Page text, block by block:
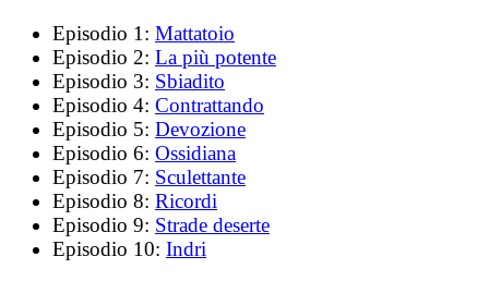
Episodio 1: Mattatoio
Episodio 2: La più potente
Episodio 3: Sbiadito
Episodio 4: Contrattando
Episodio 5: Devozione
Episodio 6: Ossidiana
Episodio 7: Sculettante
Episodio 8: Ricordi
Episodio 9: Strade deserte
Episodio 10: Indri